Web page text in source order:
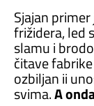
Sjajan primer
frižidera, led
slamu i
čitave
ozbiljan ii
svima.A